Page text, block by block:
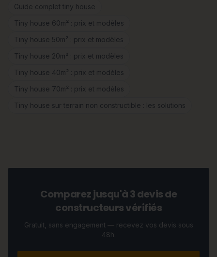
Guide complet tiny house
Tiny house 60m² : prix et modèles
Tiny house 50m² : prix et modèles
Tiny house 20m² : prix et modèles
Tiny house 40m² : prix et modèles
Tiny house 70m² : prix et modèles
Tiny house sur terrain non constructible : les solutions
Comparez jusqu'à 3 devis de
constructeurs vérifiés
Gratuit, sans engagement — recevez vos devis sous
48h.